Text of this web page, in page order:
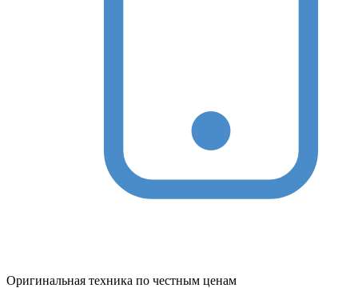
Оригинальная техника по честным ценам